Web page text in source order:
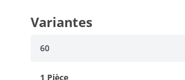
Variantes
60
1 Pièce